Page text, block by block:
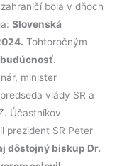
bola v dňoch
Slovenská
Tohtoročným
budúcnosť.
minister
vlády SR a
Účastníkov
prezident SR Peter
dôstojný biskup Dr.